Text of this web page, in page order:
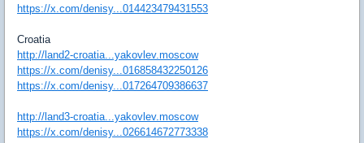
https://x.com/denisy...014423479431553
Croatia
http://land2-croatia...yakovlev.moscow
https://x.com/denisy...016858432250126
https://x.com/denisy...017264709386637
http://land3-croatia...yakovlev.moscow
https://x.com/denisy...026614672773338